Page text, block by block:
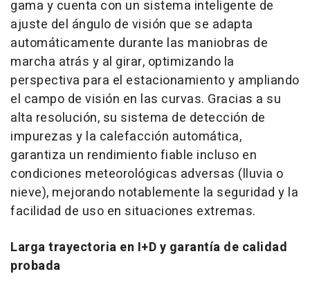
gama y cuenta con un sistema inteligente de
ajuste del ángulo de visión que se adapta
automáticamente durante las maniobras de
marcha atrás y al girar, optimizando la
perspectiva para el estacionamiento y ampliando
el campo de visión en las curvas. Gracias a su
alta resolución, su sistema de detección de
impurezas y la calefacción automática,
garantiza un rendimiento fiable incluso en
condiciones meteorológicas adversas (lluvia o
nieve), mejorando notablemente la seguridad y la
facilidad de uso en situaciones extremas.
Larga trayectoria en I+D y garantía de calidad
probada